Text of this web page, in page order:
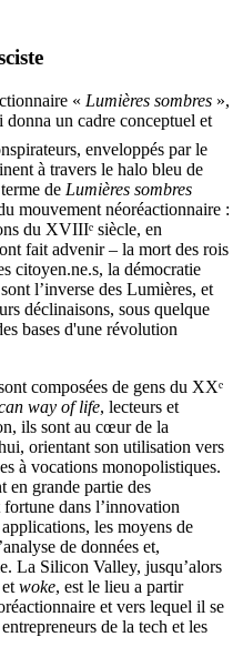
« Lumières sombres »,
un cadre conceptuel et
enveloppés par le
à travers le halo bleu de
de Lumières sombres
mouvement néoréactionnaire :
du XVIIIᵉ siècle, en
fait advenir – la mort des rois
citoyen.ne.s, la démocratie
sont l’inverse des Lumières, et
déclinaisons, sous quelque
bases d'une révolution
composées de gens du XXᵉ
way of life, lecteurs et
ils sont au cœur de la
orientant son utilisation vers
à vocations monopolistiques.
en grande partie des
dans l’innovation
les moyens de
de données et,
La Silicon Valley, jusqu’alors
et woke, est le lieu a partir
et vers lequel il se
de la tech et les